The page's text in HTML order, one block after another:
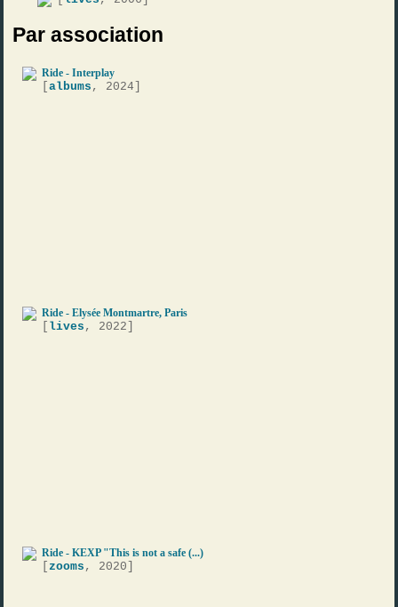
Par association
Ride - Interplay
[albums , 2024]
Ride - Elysée Montmartre, Paris
lives , 2022]
Ride - KEXP "This is not a safe (...)
[zooms , 2020]